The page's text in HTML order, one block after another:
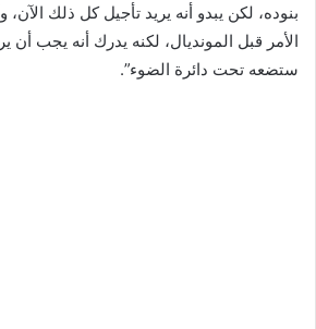
بنوده، لكن يبدو أنه يريد تأجيل كل ذلك الآن،
الأمر قبل المونديال، لكنه يدرك أنه يجب أن
ستضعه تحت دائرة الضوء”.